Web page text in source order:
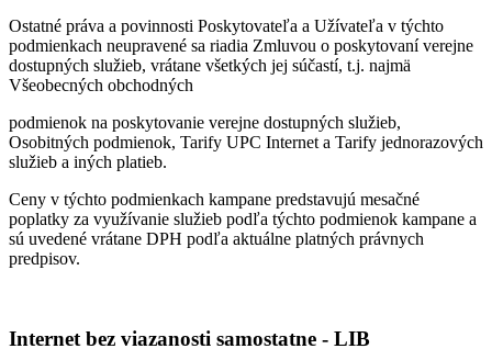
Ostatné práva a povinnosti Poskytovateľa a Užívateľa v týchto
podmienkach neupravené sa riadia Zmluvou o poskytovaní verejne
dostupných služieb, vrátane všetkých jej súčastí, t.j. najmä
Všeobecných obchodných
podmienok na poskytovanie verejne dostupných služieb,
Osobitných podmienok, Tarify UPC Internet a Tarify jednorazových
služieb a iných platieb.
Ceny v týchto podmienkach kampane predstavujú mesačné
poplatky za využívanie služieb podľa týchto podmienok kampane a
sú uvedené vrátane DPH podľa aktuálne platných právnych
predpisov.
Internet bez viazanosti samostatne - LIB